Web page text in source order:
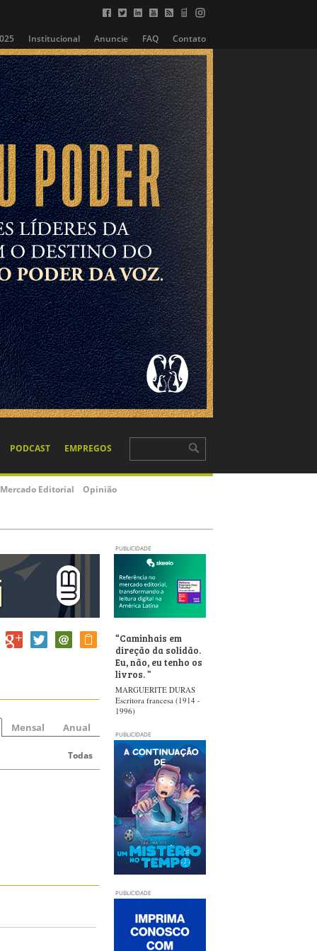
Institucional Anuncie FAQ Contato
PODCAST EMPREGOS
Mercado Editorial Opinião
PUBLICIDADE
Mensal Anual
Todas
“Caminhais em
direção da solidão.
Eu, não, eu tenho os
livros.”
MARGUERITE DURAS
Escritora francesa (1914 -
1996)
PUBLICIDADE
PUBLICIDADE